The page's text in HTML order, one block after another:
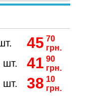
45 70
грн.
шт. 41 90
грн.
шт. 38 10
грн.